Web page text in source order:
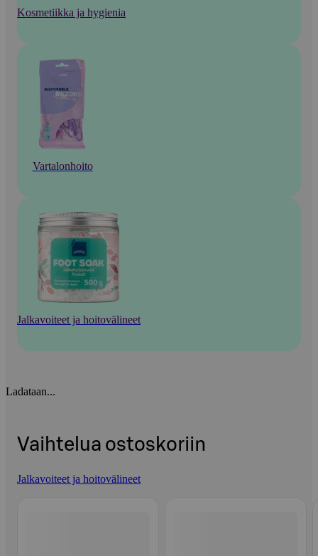
Kosmetiikka ja hygienia
Vartalonhoito
Jalkavoiteet ja hoitovälineet
Ladataan...
Vaihtelua ostoskoriin
Jalkavoiteet ja hoitovälineet